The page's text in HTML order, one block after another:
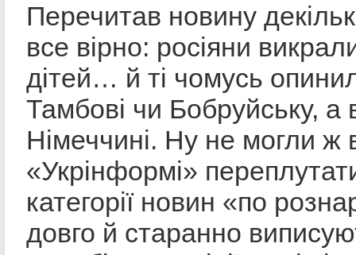
Перечитав новину
все вірно: росіяни
дітей… й ті чомусь
Тамбові чи Бобруйську, а
Німеччині. Ну не могли ж
«Укрінформі»
категорії новин «по
довго й старанно